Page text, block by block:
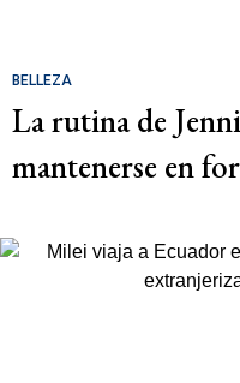
BELLEZA
La rutina de
mantenerse en